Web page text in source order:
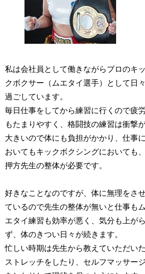
私は会社員として働きながらプロのキッ
クボクサー（ムエタイ選手）として日々
過ごしています。
毎日仕事をしてから練習に行くので疲労
もたまりやすく、格闘技の練習は衝撃
大きいので体にも負担がかかり、仕事に
おいてもキックボクシングにおいても、
押方先生の整体が必要です。
好きなことなのですが、体に無理をさ
ているので先生の整体が無いと仕事もム
エタイ練習も効率が悪く、気分も上がら
ず、体のきつい日々が続きます。
忙しい時期は先生から教えていただいた
ストレッチをしたり、セルフマッサージ